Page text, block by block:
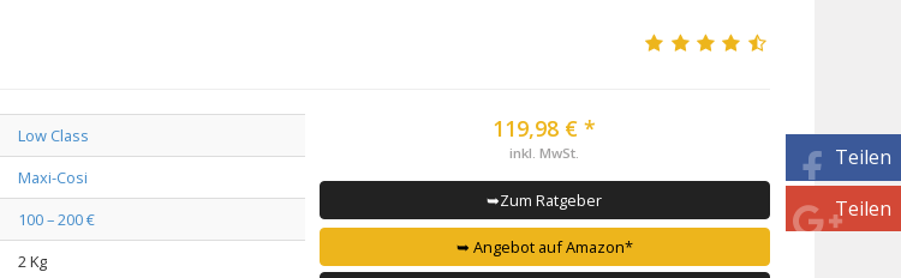
Teilen
Teilen
Low Class
Maxi-Cosi
100 – 200 €
2 Kg
119,98 € *
inkl. MwSt.
➥Zum Ratgeber
➥ Angebot auf Amazon*